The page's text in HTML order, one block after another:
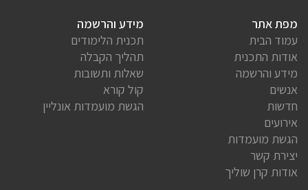
מפת אתר
עמוד הבית
אודות התכנית
מידע והרשמה
אנשים
חדשות
אירועים
הגשת מועמדות
יצירת קשר
אודות קרן שוליך
מידע והרשמה
תכנית הלימודים
תהליך הקבלה
שאלות ותשובות
קול קורא
הגשת מועמדות אונליין